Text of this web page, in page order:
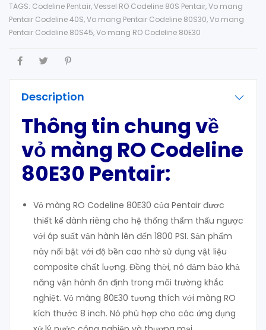
TAGS: Codeline Pentair,Vessel RO Codeline 80S Pentair,Vo mang
Pentair Codeline 40S,Vo mang Pentair Codeline 80S30,Vo mang
Pentair Codeline 80S45,Vo mang RO Codeline 80E30
Description
Thông tin chung về
vỏ màng RO Codeline
80E30 Pentair:
Vỏ màng RO Codeline 80E30 của Pentair được
thiết kế dành riêng cho hệ thống thẩm thấu ngược
với áp suất vận hành lên đến 1800 PSI. Sản phẩm
này nổi bật với độ bền cao nhờ sử dụng vật liệu
composite chất lượng. Đồng thời, nó đảm bảo khả
năng vận hành ổn định trong môi trường khắc
nghiệt. Vỏ màng 80E30 tương thích với màng RO
kích thước 8 inch. Nó phù hợp cho các ứng dụng